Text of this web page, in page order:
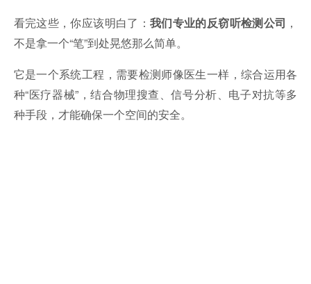
看完这些，你应该明白了： 我们专业的反窃听检测公司 ，
不是拿一个“笔”到处晃悠那么简单。
它是一个系统工程，需要检测师像医生一样，综合运用各
种“医疗器械”，结合物理搜查、信号分析、电子对抗等多
种手段，才能确保一个空间的安全。